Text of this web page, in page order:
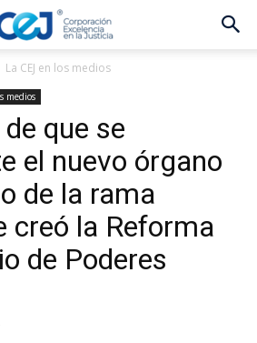
La CEJ en los medios
medios
que se
el nuevo órgano
de la rama
creó la Reforma
de Poderes